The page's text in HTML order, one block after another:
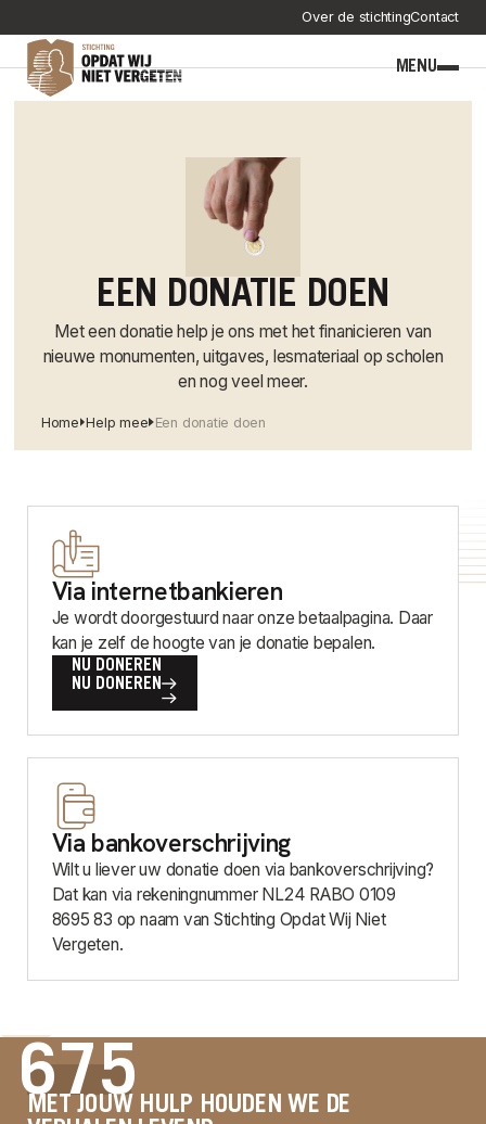
Over de stichtingContact
MENU
EEN DONATIE DOEN
Met een donatie help je ons met het finanicieren van
nieuwe monumenten, uitgaves, lesmateriaal op scholen
en nog veel meer.
Home Help mee Een donatie doen
Via internetbankieren
Je wordt doorgestuurd naar onze betaalpagina. Daar
kan je zelf de hoogte van je donatie bepalen.
NU DONEREN
NU DONEREN
Via bankoverschrijving
Wilt u liever uw donatie doen via bankoverschrijving?
Dat kan via rekeningnummer NL24 RABO 0109
8695 83 op naam van Stichting Opdat Wij Niet
Vergeten.
675
MET JOUW HULP HOUDEN WE DE